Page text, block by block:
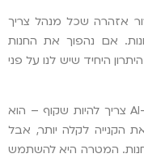
אזהרה שכל מנהל צריך
אם נהפוך את החנות
היחיד שיש לנו על פני
האתגר של השנים הקרובות יהיה האיזון. ה-AI צריך להיות שקוף – הוא
הקנייה לקלה יותר, אבל
המטרה היא להשתמש